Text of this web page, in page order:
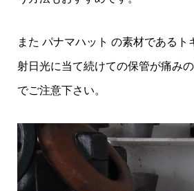
また パナマハット の素材であるト
射日光に当て続けての保管が痛み
でご注意下さい。